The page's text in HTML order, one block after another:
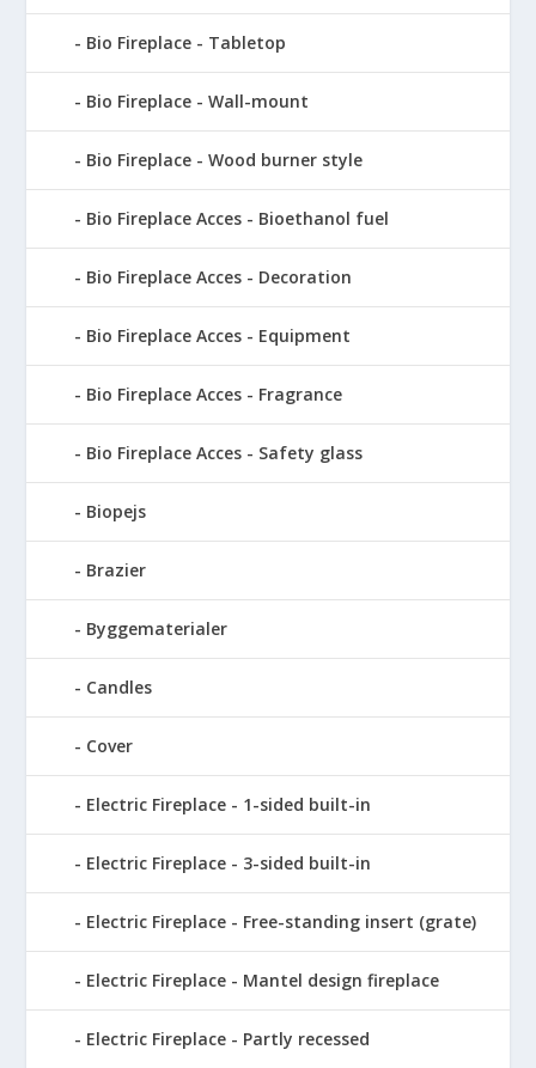
Bio Fireplace - Tabletop
Bio Fireplace - Wall-mount
Bio Fireplace - Wood burner style
Bio Fireplace Acces - Bioethanol fuel
Bio Fireplace Acces - Decoration
Bio Fireplace Acces - Equipment
Bio Fireplace Acces - Fragrance
Bio Fireplace Acces - Safety glass
Biopejs
Brazier
Byggematerialer
Candles
Cover
Electric Fireplace - 1-sided built-in
Electric Fireplace - 3-sided built-in
Electric Fireplace - Free-standing insert (grate)
Electric Fireplace - Mantel design fireplace
Electric Fireplace - Partly recessed